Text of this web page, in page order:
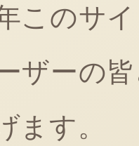
このサ
ザーの
ます。